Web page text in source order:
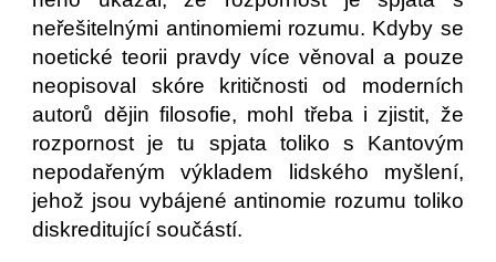
neřešitelnými antinomiemi rozumu. Kdyby se
noetické teorii pravdy více věnoval a pouze
neopisoval skóre kritičnosti od moderních
autorů dějin filosofie, mohl třeba i zjistit, že
rozpornost je tu spjata toliko s Kantovým
nepodařeným výkladem lidského myšlení,
jehož jsou vybájené antinomie rozumu toliko
diskreditující součástí.